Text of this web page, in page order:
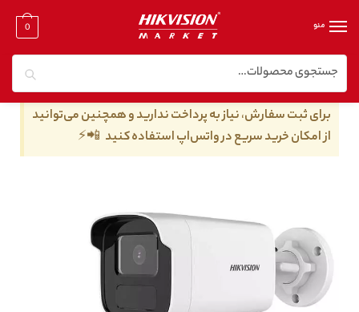
منو 0
خانه / دوربین مدار بسته تحت شبکه دوربین مداربسته هایک ویژن مدل DS-2CD1T43G0-I
برای ثبت سفارش، نیاز به پرداخت ندارید و همچنین می‌توانید
از امکان خرید سریع در واتس‌اپ استفاده کنید 📲⚡